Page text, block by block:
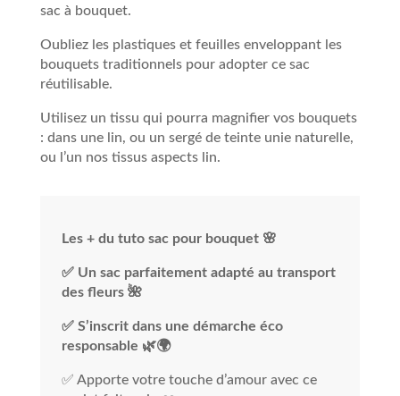
sac à bouquet.
Oubliez les plastiques et feuilles enveloppant les
bouquets traditionnels pour adopter ce sac
réutilisable.
Utilisez un tissu qui pourra magnifier vos bouquets
: dans une lin, ou un sergé de teinte unie naturelle,
ou l’un nos tissus aspects lin.
Les + du tuto sac pour bouquet 🌸
✅ Un sac parfaitement adapté au transport
des fleurs 🌺
✅ S’inscrit dans une démarche éco
responsable 🌿🌍
✅ Apporte votre touche d’amour avec ce